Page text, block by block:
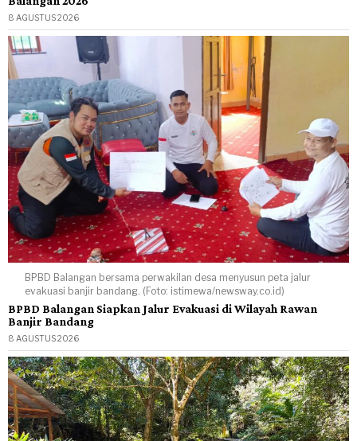
8 AGUSTUS 2026
BPBD Balangan bersama perwakilan desa menyusun peta jalur
evakuasi banjir bandang. (Foto: istimewa/newsway.co.id)
BPBD Balangan Siapkan Jalur Evakuasi di Wilayah Rawan
Banjir Bandang
8 AGUSTUS 2026